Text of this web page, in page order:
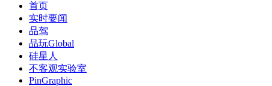
首页
实时要闻
品驾
品玩Global
硅星人
不客观实验室
PinGraphic